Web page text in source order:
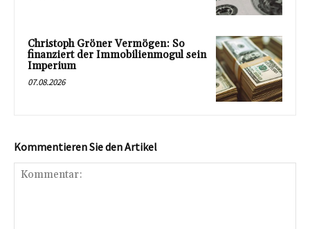
Christoph Gröner Vermögen: So
finanziert der Immobilienmogul sein
Imperium
07.08.2026
Kommentieren Sie den Artikel